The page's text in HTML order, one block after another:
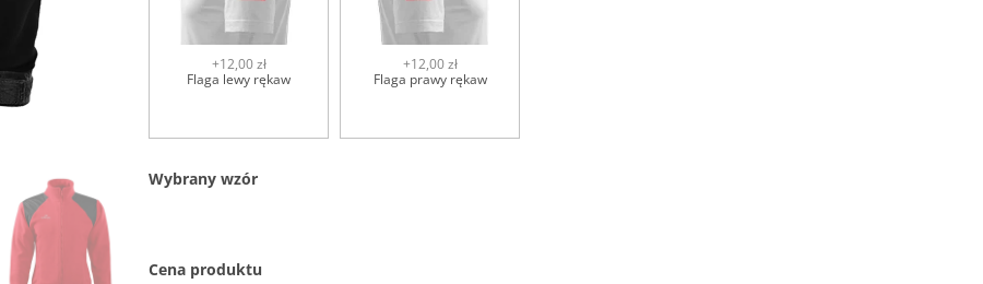
Flaga lewy rękaw
+12,00 zł
Flaga prawy rękaw
+12,00 zł
Wybrany wzór
Cena produktu